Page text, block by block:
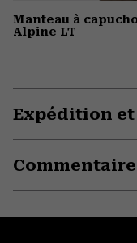
Manteau à
Alpine LT
Expédition